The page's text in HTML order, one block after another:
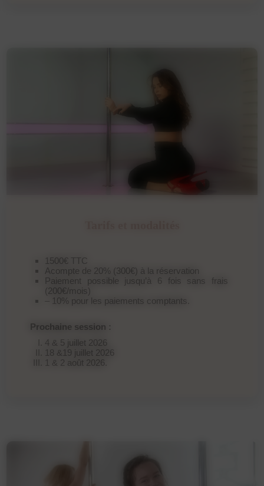
1500€ TTC
Acompte de 20% (300€) à la réservation
Paiement possible jusqu’à 6 fois sans frais
(200€/mois)
– 10% pour les paiements comptants.
Prochaine session :
4 & 5 juillet 2026
18 &19 juillet 2026
1 & 2 août 2026.